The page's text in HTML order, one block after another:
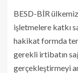
BESD-BİR
işletmelere katkı
hakikat formda
gerekli irtibatın
gerçekleştirmeyi